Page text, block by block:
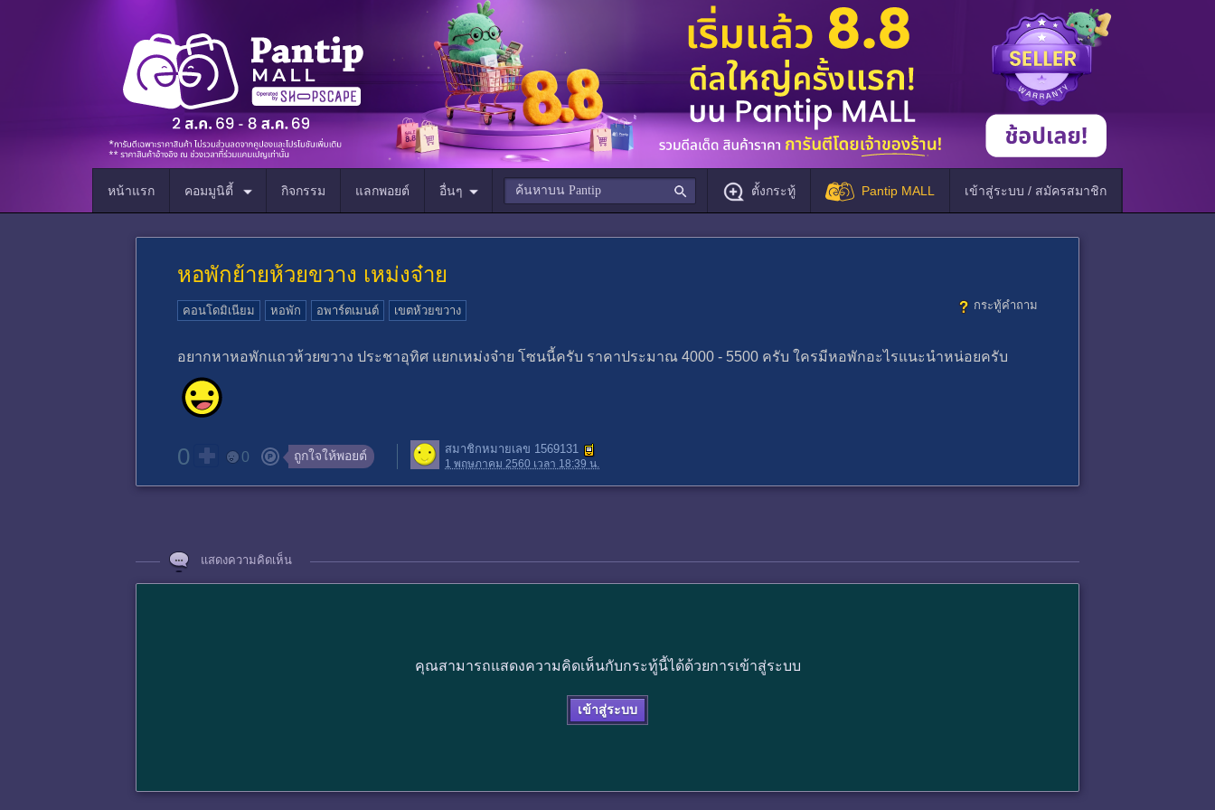
หน้าแรก คอมมูนิตี้ กิจกรรม แลกพอยต์ อื่นๆ ตั้งกระทู้ Pantip MALL เข้าสู่ระบบ / สมัครสมาชิก
หอพักย้ายห้วยขวาง เหม่งจ๋าย
กระทู้คำถาม
คอนโดมิเนียม หอพัก อพาร์ตเมนต์ เขตห้วยขวาง
อยากหาหอพักแถวห้วยขวาง ประชาอุทิศ แยกเหม่งจ๋าย โซนนี้ครับ ราคาประมาณ 4000 - 5500 ครับ ใครมีหอพักอะไรแนะนำหน่อยครับ
0 0 ถูกใจให้พอยต์ สมาชิกหมายเลข 1569131
1 พฤษภาคม 2560 เวลา 18:39 น.
แสดงความคิดเห็น
คุณสามารถแสดงความคิดเห็นกับกระทู้นี้ได้ด้วยการเข้าสู่ระบบ
เข้าสู่ระบบ